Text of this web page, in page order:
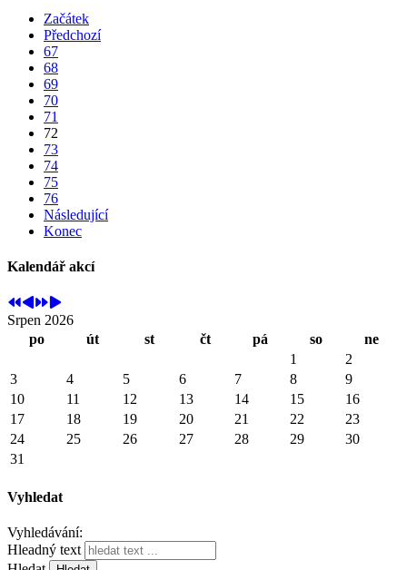
Začátek
Předchozí
67
68
69
70
71
72
73
74
75
76
Následující
Konec
Kalendář akcí
Srpen 2026
po
út st čt pá so
ne
1
2
3
4 5 6 7 8
9
10
11 12 13 14 15
16
17
18 19 20 21 22
23
24
25 26 27 28 29
30
31
Vyhledat
Vyhledávání:
Hleadný text